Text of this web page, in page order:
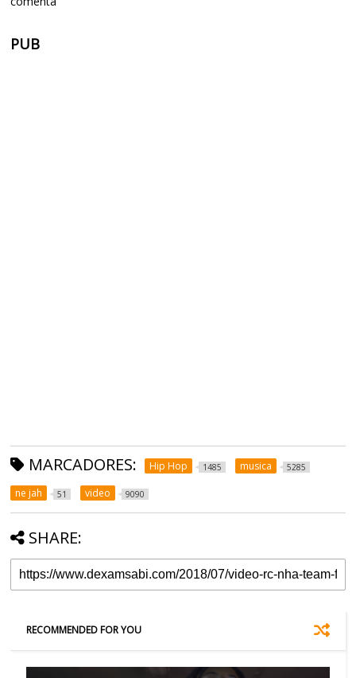
PUB
MARCADORES: Hip Hop 1485 musica 5285
ne jah 51 video 9090
SHARE:
RECOMMENDED FOR YOU